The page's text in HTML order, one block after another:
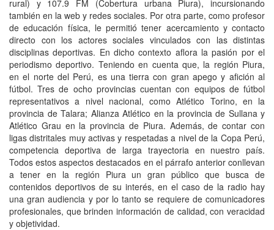
rural) y 107.9 FM (Cobertura urbana Piura), incursionando
también en la web y redes sociales. Por otra parte, como profesor
de educación física, le permitió tener acercamiento y contacto
directo con los actores sociales vinculados con las distintas
disciplinas deportivas. En dicho contexto aflora la pasión por el
periodismo deportivo. Teniendo en cuenta que, la región Piura,
en el norte del Perú, es una tierra con gran apego y afición al
fútbol. Tres de ocho provincias cuentan con equipos de fútbol
representativos a nivel nacional, como Atlético Torino, en la
provincia de Talara; Alianza Atlético en la provincia de Sullana y
Atlético Grau en la provincia de Piura. Además, de contar con
ligas distritales muy activas y respetadas a nivel de la Copa Perú,
competencia deportiva de larga trayectoria en nuestro país.
Todos estos aspectos destacados en el párrafo anterior conllevan
a tener en la región Piura un gran público que busca de
contenidos deportivos de su interés, en el caso de la radio hay
una gran audiencia y por lo tanto se requiere de comunicadores
profesionales, que brinden información de calidad, con veracidad
y objetividad.